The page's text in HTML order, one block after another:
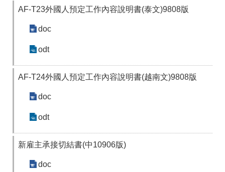
AF-T23外國人預定工作內容說明書(泰文)9808版
doc
odt
AF-T24外國人預定工作內容說明書(越南文)9808版
doc
odt
新雇主承接切結書(中10906版)
doc